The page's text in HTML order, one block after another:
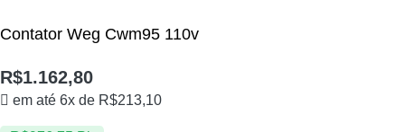
Contator Weg Cwm95 110v
R$1.162,80
em até 6x de R$213,10